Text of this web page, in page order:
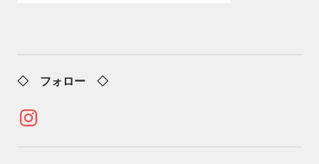
◇ フォロー ◇
Instagram